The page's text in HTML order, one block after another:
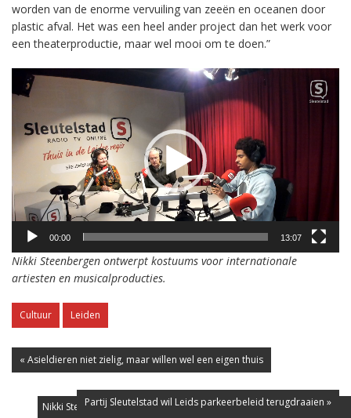
Nikki Steenbergen met het nijlpaard voor The Masked Singer. (Foto:
worden van de enorme vervuiling van zeeën en oceanen door
plastic afval. Het was een heel ander project dan het werk voor
een theaterproductie, maar wel mooi om te doen.”
Videospeler
00:00 13:07
Nikki Steenbergen ontwerpt kostuums voor internationale
artiesten en musicalproducties.
Cultuur Leiden
« Asieldieren niet zielig, maar willen wel een eigen thuis
Partij Sleutelstad wil Leids parkeerbeleid terugdraaien »